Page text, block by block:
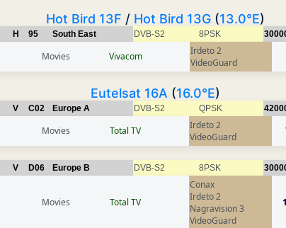
Hot Bird 13F / Hot Bird 13G(13.0°E)
H 95 South East DVB-S2 8PSK
Movies Vivacom
Irdeto 2
VideoGuard
Eutelsat 16A (16.0°E)
V C02 Europe A DVB-S2 QPSK
Movies Total TV
Irdeto 2
VideoGuard
V D06 Europe B DVB-S2 8PSK
Movies Total TV
Conax
Irdeto 2
Nagravision 3
VideoGuard